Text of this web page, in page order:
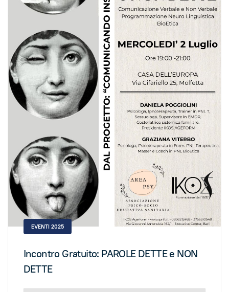
EVENTI 2025
Incontro Gratuito: PAROLE DETTE e NON
DETTE